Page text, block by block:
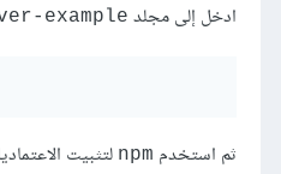
ادخل إلى مجلد example
ثم استخدم npm لتثبيت